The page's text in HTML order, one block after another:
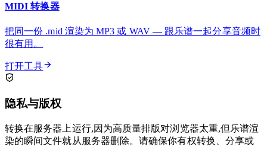
MIDI 转换器
把同一份 .mid 渲染为 MP3 或 WAV — 跟乐谱一起分享音频时
很有用。
打开工具
隐私与版权
转换在服务器上运行,因为高质量排版对浏览器太重,但乐谱渲
染的瞬间文件就从服务器删除。请确保你有权转换、分享或